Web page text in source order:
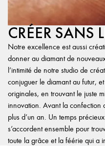
CRÉER SANS
Notre excellence est aussi
donner au diamant de
l’intimité de notre studio de
conjuguer le diamant au futur,
originales, en trouvant le juste
innovation. Avant la confection
plus d’un an. Un temps
s’accordent ensemble pour
toute la grâce et la féérie qui a